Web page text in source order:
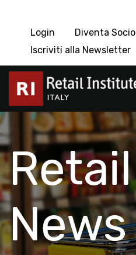
Login
Diventa Socio
Iscriviti alla Newsletter
Retail
News